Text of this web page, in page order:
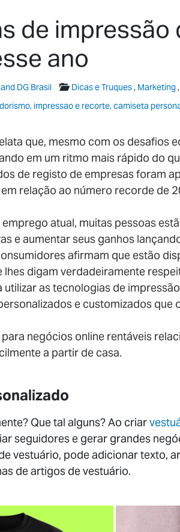
de impressão
ano
DG Brasil Dicas e Truques , Marketing ,
impressao e recorte, camiseta
que, mesmo com os desafios
em um ritmo mais rápido do
de registo de empresas foram
relação ao número recorde de
atual, muitas pessoas
e aumentar seus ganhos
afirmam que estão
lhes digam verdadeiramente
utilizar as tecnologias de
e customizados que
negócios online rentáveis
a partir de casa.
Que tal alguns? Ao criar
seguidores e gerar grandes
vestuário, pode adicionar texto,
de artigos de vestuário.